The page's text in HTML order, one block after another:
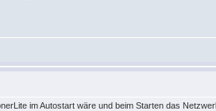
im Autostart wäre und beim Starten das